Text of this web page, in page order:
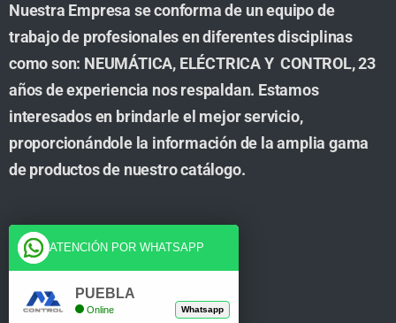
Nuestra Empresa se conforma de un equipo de
trabajo de profesionales en diferentes disciplinas
como son: NEUMÁTICA, ELÉCTRICA Y CONTROL, 23
años de experiencia nos respaldan. Estamos
interesados en brindarle el mejor servicio,
proporcionándole la información de la amplia gama
de productos de nuestro catálogo.
Cuenta
Tienda
ATENCIÓN POR WHATSAPP
PUEBLA
Online Whatsapp